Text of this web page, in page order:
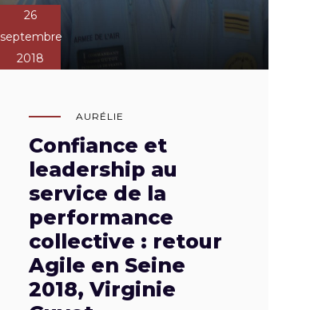
26
septembre
2018
AURÉLIE
Confiance et
leadership au
service de la
performance
collective : retour
Agile en Seine
2018, Virginie